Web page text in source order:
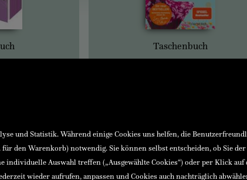
Taschenbuch
und Statistik. Während einige Cookies uns helfen, die
den Warenkorb) notwendig. Sie können selbst entscheiden, ob Sie
Auswahl treffen („Ausgewählte Cookies“) oder per Klick
wieder aufrufen, anpassen und Cookies auch nachträglich